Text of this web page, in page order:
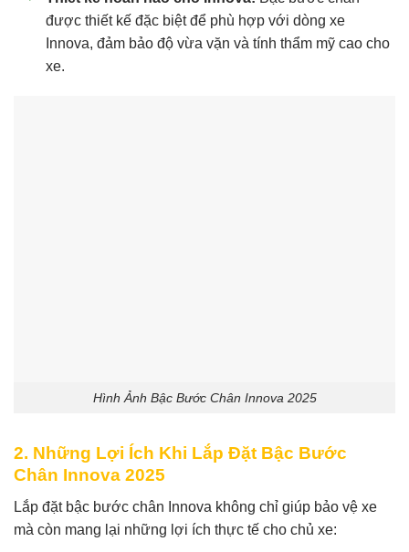
được thiết kế đặc biệt để phù hợp với dòng xe
Innova, đảm bảo độ vừa vặn và tính thẩm mỹ cao cho
xe.
Hình Ảnh Bậc Bước Chân Innova 2025
2. Những Lợi Ích Khi Lắp Đặt Bậc Bước
Chân Innova 2025
Lắp đặt bậc bước chân Innova không chỉ giúp bảo vệ xe
mà còn mang lại những lợi ích thực tế cho chủ xe: